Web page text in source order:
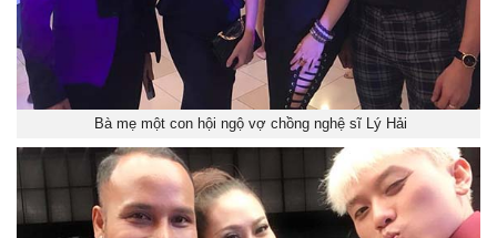
Bà mẹ một con hội ngộ vợ chồng nghệ sĩ Lý Hải